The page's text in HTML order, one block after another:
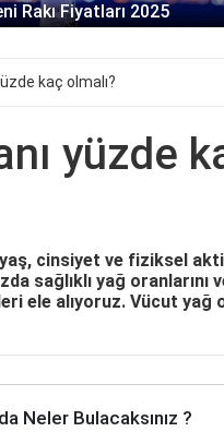
Rakı Fiyatları 2025
kaç olmalı?
yüzde
cinsiyet ve fiziksel
sağlıklı yağ oranlarını
alıyoruz. Vücut yağ
Neler Bulacaksınız ?